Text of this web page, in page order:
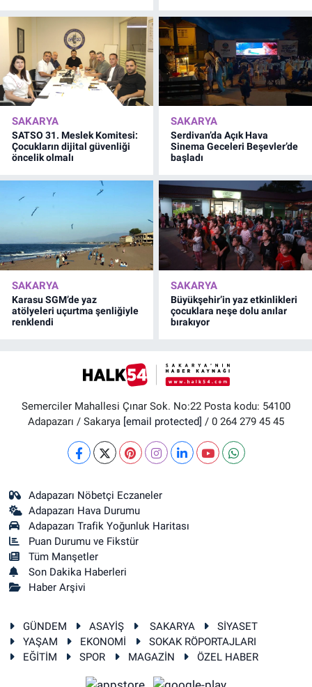
SAKARYA
SATSO 31. Meslek Komitesi:
Çocukların dijital güvenliği
öncelik olmalı
SAKARYA
Serdivan’da Açık Hava
Sinema Geceleri Beşevler’de
başladı
SAKARYA
Karasu SGM’de yaz
atölyeleri uçurtma şenliğiyle
renklendi
SAKARYA
Büyükşehir’in yaz etkinlikleri
çocuklara neşe dolu anılar
bırakıyor
Semerciler Mahallesi Çınar Sok. No:22 Posta kodu: 54100
Adapazarı / Sakarya [email protected] / 0 264 279 45 45
Adapazarı Nöbetçi Eczaneler
Adapazarı Hava Durumu
Adapazarı Trafik Yoğunluk Haritası
Puan Durumu ve Fikstür
Tüm Manşetler
Son Dakika Haberleri
Haber Arşivi
GÜNDEM ASAYİŞ SAKARYA
SİYASET
YAŞAM
EKONOMİ
SOKAK RÖPORTAJLARI
EĞİTİM
SPOR MAGAZİN ÖZEL HABER